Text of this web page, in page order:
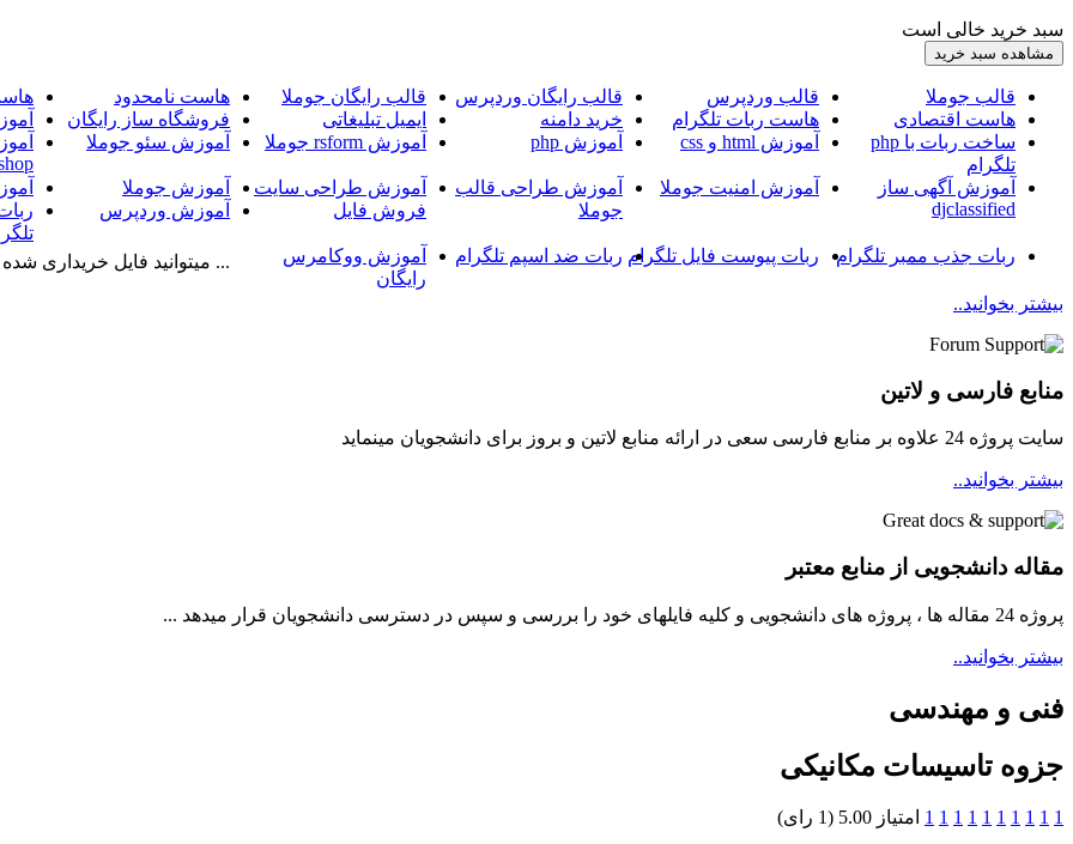
سبد خرید خالی است
قالب جوملا قالب وردپرس قالب رایگان وردپرس قالب رایگان جوملا هاست نامحدود
هاست اقتصادی
هاست ربات تلگرام خرید دامنه ایمیل تبلیغاتی فروشگاه ساز رایگان
ساخت ربات با php
تلگرام
آموزش html و css آموزش php آموزش rsform جوملا آموزش سئو جوملا
آموزش آگهی ساز
djclassified
آموزش امنیت جوملا
آموزش طراحی قالب
جوملا
آموزش طراحی سایت
فروش فایل
آموزش جوملا
آموزش وردپرس
ربات جذب ممبر تلگرام
ربات پیوست فایل تلگرام ربات ضد اسپم تلگرام
آموزش ووکامرس
رایگان
... میتوانید فایل خریداری شده
بیشتر بخوانید..
منابع فارسی و لاتین
سایت پروژه 24 علاوه بر منابع فارسی سعی در ارائه منابع لاتین و بروز برای دانشجویان مینماید
بیشتر بخوانید..
مقاله دانشجویی از منابع معتبر
پروژه 24 مقاله ها ، پروژه های دانشجویی و کلیه فایلهای خود را بررسی و سپس در دسترسی دانشجویان قرار میدهد ...
بیشتر بخوانید..
فنی و مهندسی
جزوه تاسیسات مکانیکی
1
1
1
1
1
1
1
1
1
1 امتیاز 5.00 (1 رای)